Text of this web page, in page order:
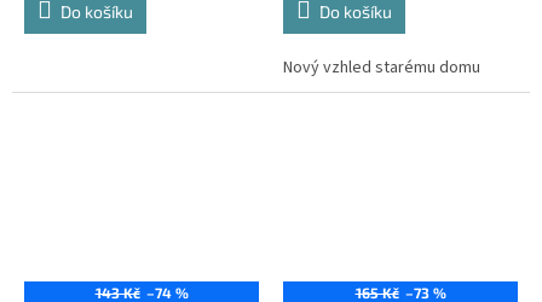
Do košíku Do košíku
Nový vzhled starému domu
143 Kč –74 % 165 Kč –73 %